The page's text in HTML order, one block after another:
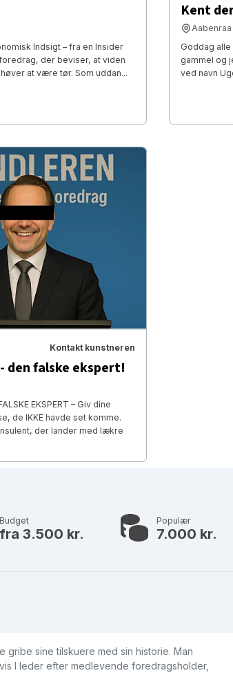
Indsigt – fra en Insider
der beviser, at viden
at være tør. Som uddan...
Kent
Aabenraa
Goddag
gammel og
ved navn
Kontakt kunstneren
den falske ekspert!
EKSPERT – Giv dine
de IKKE havde set komme.
der lander med lækre
Budget
fra 3.500 kr.
Populær
7.000 kr.
sine tilskuere med sin historie. Man
I leder efter medlevende foredragsholder,